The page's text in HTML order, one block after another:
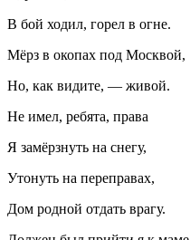
В бой ходил, горел в огне.
Мёрз в окопах под Москвой,
Но, как видите, — живой.
Не имел, ребята, права
Я замёрзнуть на снегу,
Утонуть на переправах,
Дом родной отдать врагу.